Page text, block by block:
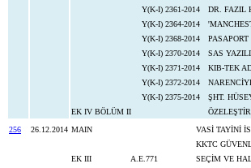
Y(K-I) 2361-2014
DR. FAZIL
Y(K-I) 2364-2014
Y(K-I) 2368-2014
Y(K-I) 2370-2014
SAS
Y(K-I) 2371-2014
KIB-TEK
Y(K-I) 2372-2014
Y(K-I) 2375-2014
ŞHT.
EK IV BÖLÜM II
256
26.12.2014 MAIN
VASİ TAYİNİ
KKTC
EK III
A.E.771 SEÇİM VE